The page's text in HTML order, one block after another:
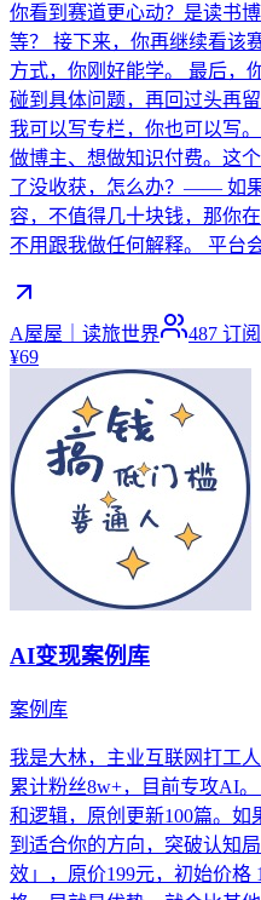
你看到赛道更心动？是读书
等？ 接下来，你再继续看该
方式，你刚好能学。 最后，
碰到具体问题，再回过头再
我可以写专栏，你也可以写
做博主、想做知识付费。这
了没收获，怎么办？—— 如
容，不值得几十块钱，那你
不用跟我做任何解释。 平台
A屋屋｜读旅世界 487 订阅
¥69
AI变现案例库
案例库
我是大林，主业互联网打工
累计粉丝8w+，目前专攻AI
和逻辑，原创更新100篇。
到适合你的方向，突破认知
效」，原价199元，初始价格